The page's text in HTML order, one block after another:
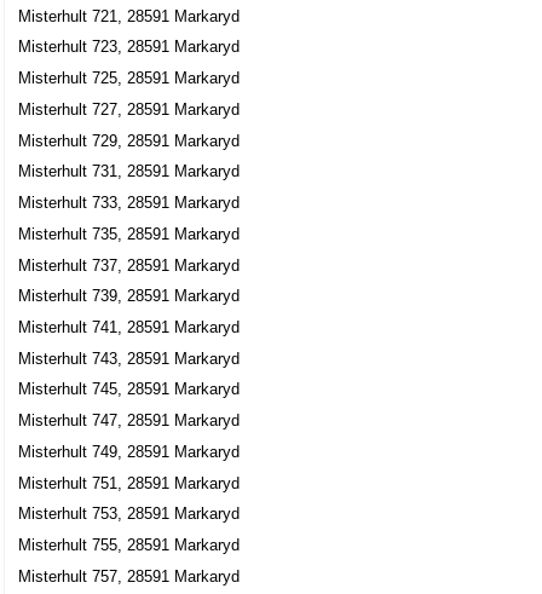
Misterhult 721, 28591 Markaryd
Misterhult 723, 28591 Markaryd
Misterhult 725, 28591 Markaryd
Misterhult 727, 28591 Markaryd
Misterhult 729, 28591 Markaryd
Misterhult 731, 28591 Markaryd
Misterhult 733, 28591 Markaryd
Misterhult 735, 28591 Markaryd
Misterhult 737, 28591 Markaryd
Misterhult 739, 28591 Markaryd
Misterhult 741, 28591 Markaryd
Misterhult 743, 28591 Markaryd
Misterhult 745, 28591 Markaryd
Misterhult 747, 28591 Markaryd
Misterhult 749, 28591 Markaryd
Misterhult 751, 28591 Markaryd
Misterhult 753, 28591 Markaryd
Misterhult 755, 28591 Markaryd
Misterhult 757, 28591 Markaryd